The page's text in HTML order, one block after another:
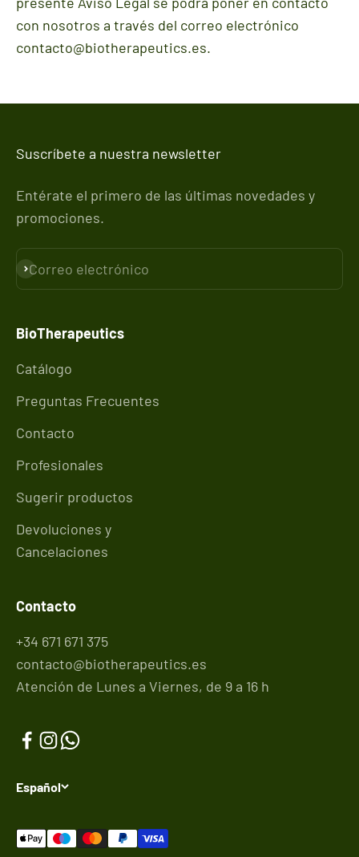
con nosotros a través del correo electrónico
contacto@biotherapeutics.es.
Suscríbete a nuestra newsletter
Entérate el primero de las últimas novedades y
promociones.
Correo electrónico
Suscribirse
BioTherapeutics
Catálogo
Preguntas Frecuentes
Contacto
Profesionales
Sugerir productos
Devoluciones y
Cancelaciones
Contacto
+34 671 671 375
contacto@biotherapeutics.es
Atención de Lunes a Viernes, de 9 a 16 h
Español